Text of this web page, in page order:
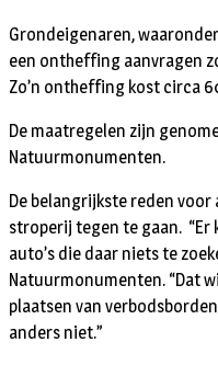
Grondeigenaren,
een ontheffing aanvragen
Zo’n ontheffing kost circa
De maatregelen zijn
Natuurmonumenten.
De belangrijkste reden
stroperij tegen te gaan. “Er
auto’s die daar niets te
Natuurmonumenten. “Dat
plaatsen van
anders niet.”